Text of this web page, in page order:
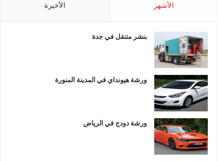
الأشهر الأخيرة
بنشر متنقل في جدة
ورشة هيونداي في المدينة المنورة
ورشة دودج في الرياض